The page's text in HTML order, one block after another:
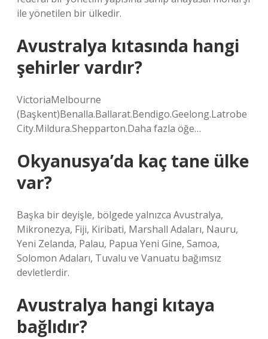
ile yönetilen bir ülkedir.
Avustralya kıtasında hangi
şehirler vardır?
VictoriaMelbourne
(Başkent)Benalla.Ballarat.Bendigo.Geelong.Latrobe
City.Mildura.Shepparton.Daha fazla öğe…
Okyanusya’da kaç tane ülke
var?
Başka bir deyişle, bölgede yalnızca Avustralya,
Mikronezya, Fiji, Kiribati, Marshall Adaları, Nauru,
Yeni Zelanda, Palau, Papua Yeni Gine, Samoa,
Solomon Adaları, Tuvalu ve Vanuatu bağımsız
devletlerdir.
Avustralya hangi kıtaya
bağlıdır?